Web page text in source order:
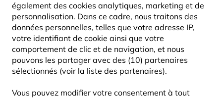
également des cookies analytiques, marketing et de
personnalisation. Dans ce cadre, nous traitons des
données personnelles, telles que votre adresse IP,
votre identifiant de cookie ainsi que votre
comportement de clic et de navigation, et nous
pouvons les partager avec des (10) partenaires
sélectionnés (voir la liste des partenaires).
Vous pouvez modifier votre consentement à tout
19Produits
10% DE RÉDUCTION 10% DE RÉDUCTION